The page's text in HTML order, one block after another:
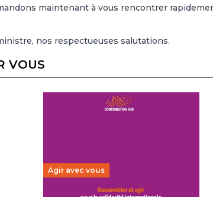
maintenant à vous rencontrer
nos respectueuses salutations.
VOUS
Agir avec vous